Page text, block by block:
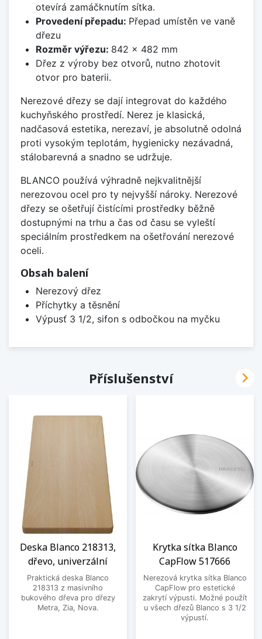
otevírá zamáčknutím sítka.
Provedení přepadu: Přepad umístěn ve vaně
dřezu
Rozměr výřezu: 842 x 482 mm
Dřez z výroby bez otvorů, nutno zhotovit
otvor pro baterii.
Nerezové dřezy se dají integrovat do každého
kuchyňského prostředí. Nerez je klasická,
nadčasová estetika, nerezaví, je absolutně odolná
proti vysokým teplotám, hygienicky nezávadná,
stálobarevná a snadno se udržuje.
BLANCO používá výhradně nejkvalitnější
nerezovou ocel pro ty nejvyšší nároky. Nerezové
dřezy se ošetřují čistícími prostředky běžně
dostupnými na trhu a čas od času se vyleští
speciálním prostředkem na ošetřování nerezové
oceli.
Obsah balení
Nerezový dřez
Příchytky a těsnění
Výpusť 3 1/2, sifon s odbočkou na myčku
Příslušenství
Deska Blanco 218313,
dřevo, univerzální
Praktická deska Blanco
218313 z masivního
bukového dřeva pro dřezy
Metra, Zia, Nova.
Krytka sítka Blanco
CapFlow 517666
Nerezová krytka sítka Blanco
CapFlow pro estetické
zakrytí výpusti. Možné použít
u všech dřezů Blanco s 3 1/2
výpustí.
